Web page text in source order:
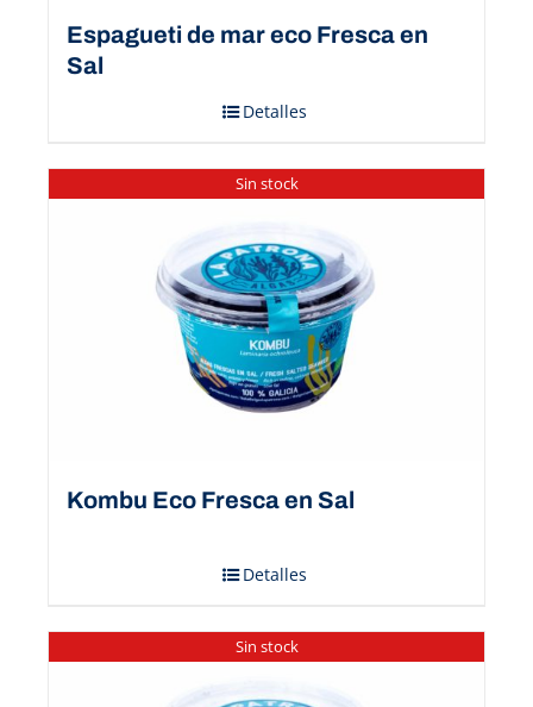
Espagueti de mar eco Fresca en
Sal
Detalles
Sin stock
Kombu Eco Fresca en Sal
Detalles
Sin stock